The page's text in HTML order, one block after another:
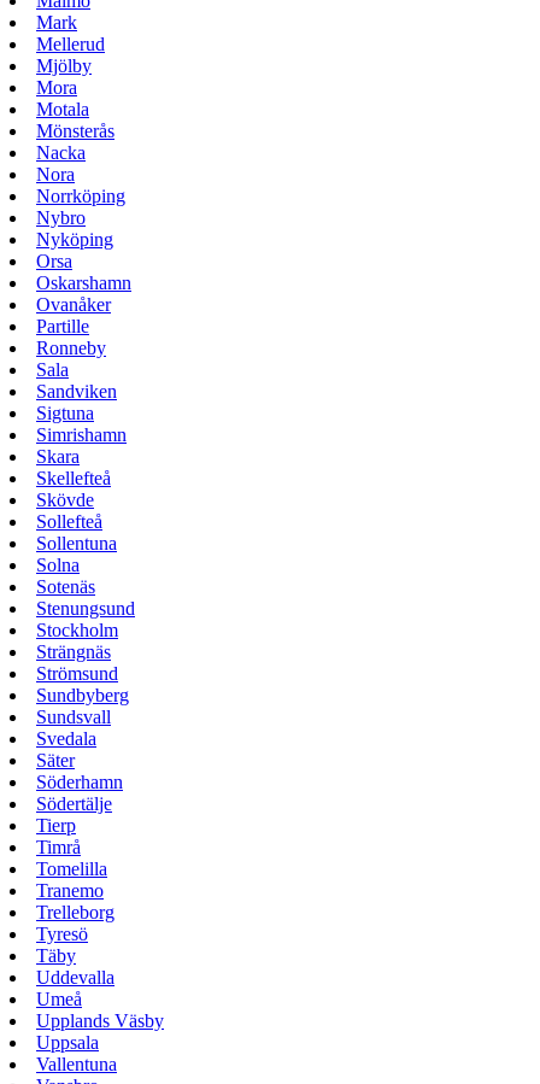
Mark
Mellerud
Mjölby
Mora
Motala
Mönsterås
Nacka
Nora
Norrköping
Nybro
Nyköping
Orsa
Oskarshamn
Ovanåker
Partille
Ronneby
Sala
Sandviken
Sigtuna
Simrishamn
Skara
Skellefteå
Skövde
Sollefteå
Sollentuna
Solna
Sotenäs
Stenungsund
Stockholm
Strängnäs
Strömsund
Sundbyberg
Sundsvall
Svedala
Säter
Söderhamn
Södertälje
Tierp
Timrå
Tomelilla
Tranemo
Trelleborg
Tyresö
Täby
Uddevalla
Umeå
Upplands Väsby
Uppsala
Vallentuna